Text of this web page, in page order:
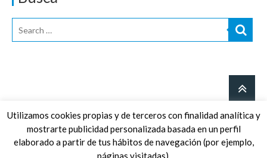
© Clínica Badia d'Oftalmologia |Aviso legal·Política de privacidad
Utilizamos cookies propias y de terceros con finalidad analítica y
mostrarte publicidad personalizada basada en un perfil
elaborado a partir de tus hábitos de navegación (por ejemplo,
páginas visitadas).